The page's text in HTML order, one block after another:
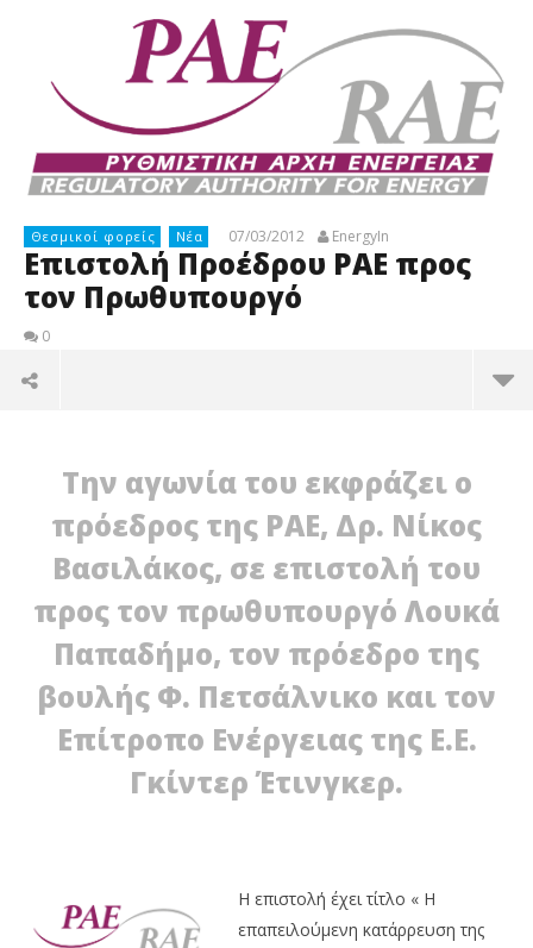
Θεσμικοί φορείς Νέα 07/03/2012 EnergyIn
Επιστολή Προέδρου ΡΑΕ προς
τον Πρωθυπουργό
0
NOW VIEWING
Επιστολή Προέδρου ΡΑΕ προς τον Πρωθυπουργό
07/03/2012
Την αγωνία του εκφράζει ο
πρόεδρος της ΡΑΕ, Δρ. Νίκος
Βασιλάκος, σε επιστολή του
προς τον πρωθυπουργό Λουκά
Παπαδήμο, τον πρόεδρο της
βουλής Φ. Πετσάλνικο και τον
Επίτροπο Ενέργειας της Ε.Ε.
Γκίντερ Έτινγκερ.
Η επιστολή έχει τίτλο « Η
επαπειλούμενη κατάρρευση της